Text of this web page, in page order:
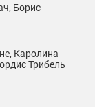
Борис
Каролина
Трибель